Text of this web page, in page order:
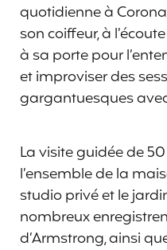
quotidienne à
son coiffeur, à
à sa porte pour
et improviser des
gargantuesques
La visite guidée de
l’ensemble de la
studio privé et le
nombreux
d’Armstrong, ainsi